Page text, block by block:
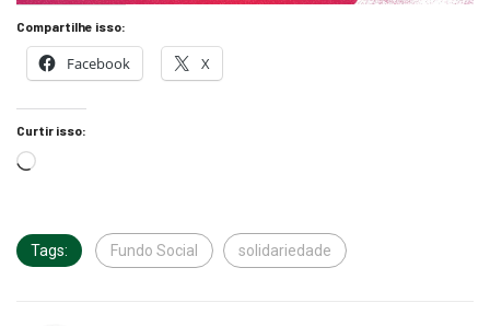
Compartilhe isso:
Facebook X
Curtir isso:
Tags: Fundo Social solidariedade